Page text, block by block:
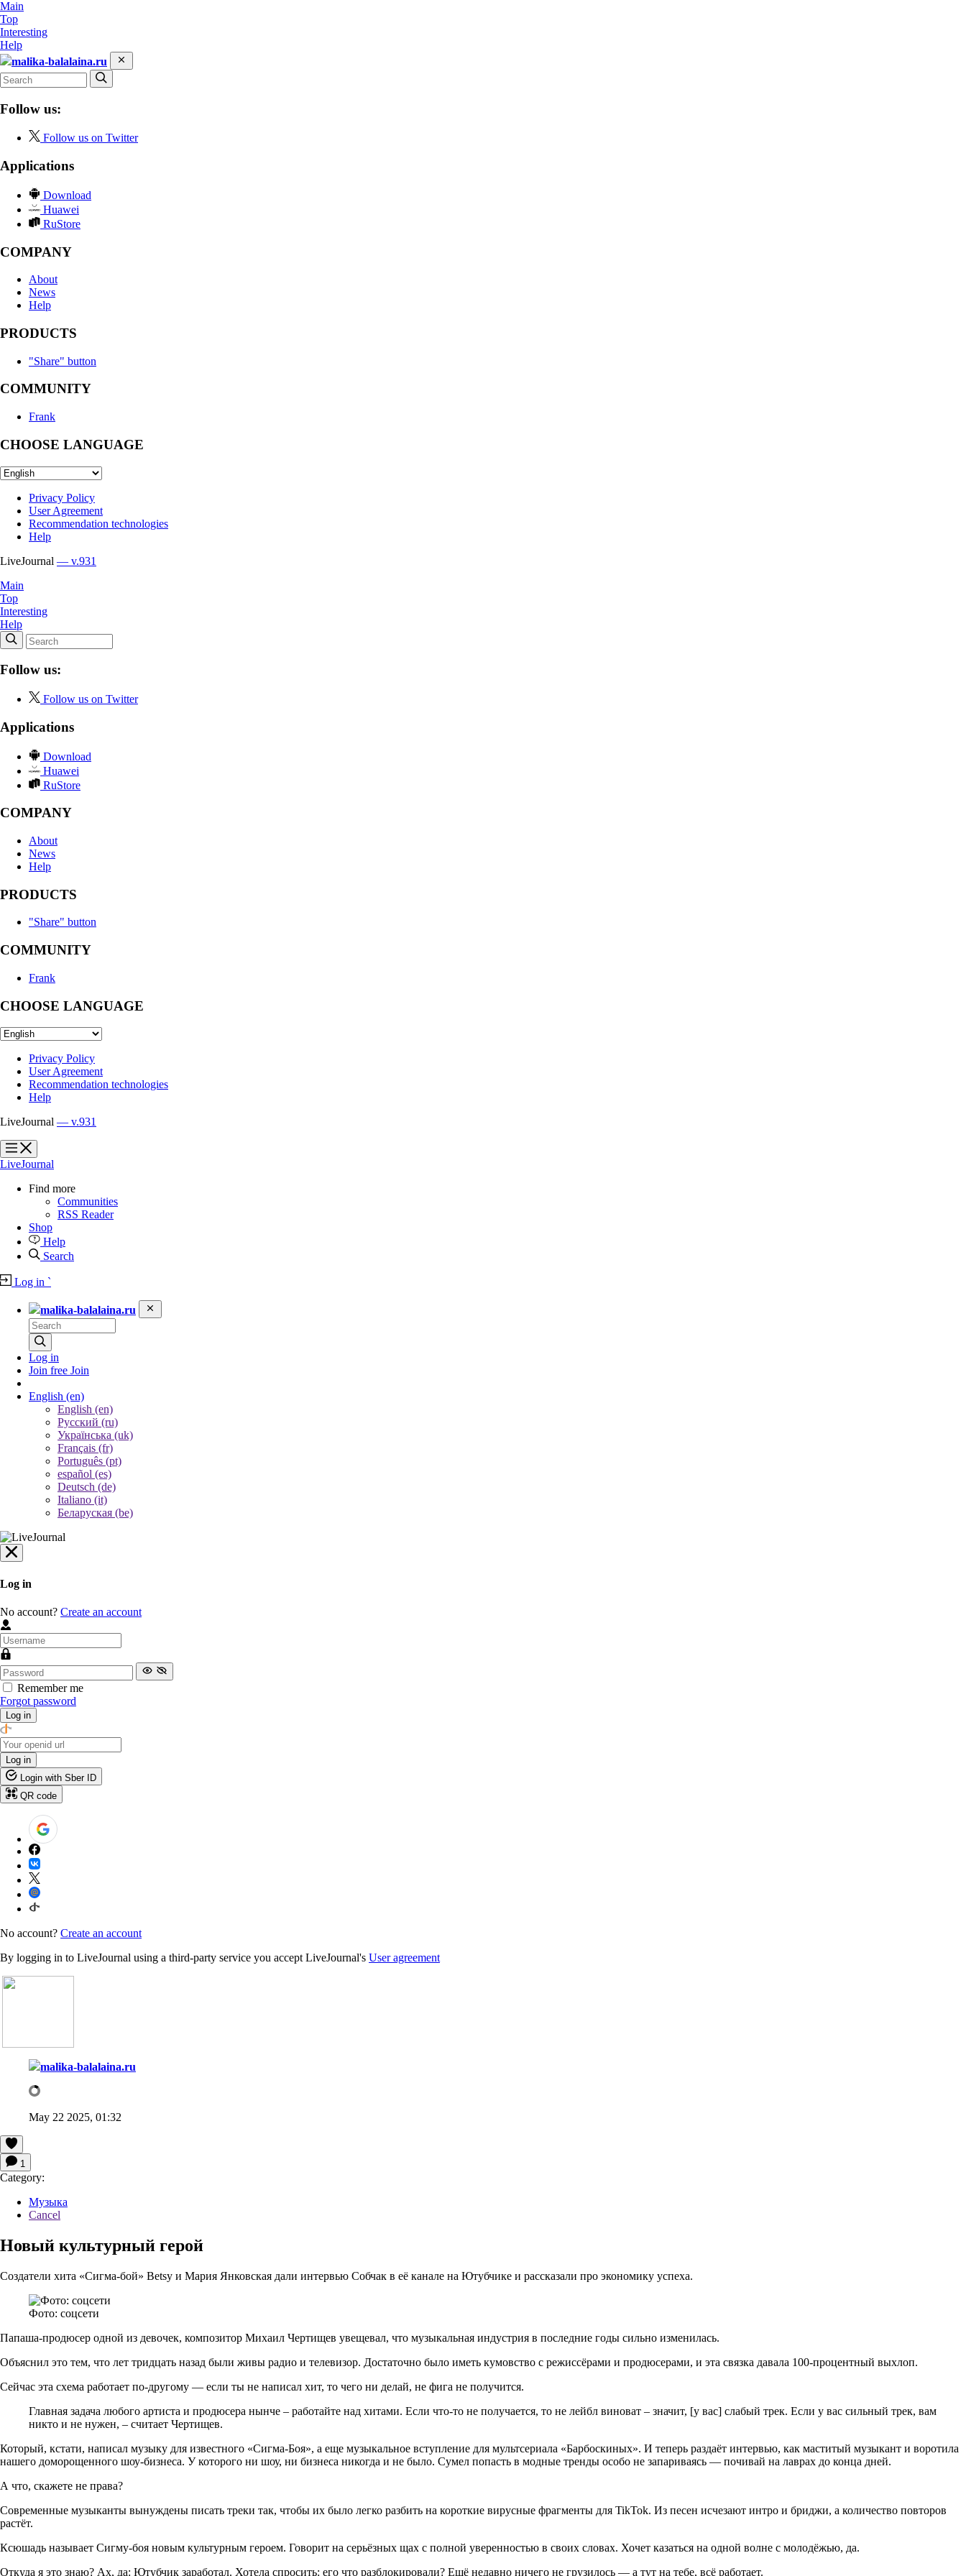
Main
Top
Interesting
Help
malika-balalaina.ru
Follow us:
Follow us on Twitter
Applications
Download
Huawei
RuStore
COMPANY
About
News
Help
PRODUCTS
"Share" button
COMMUNITY
Frank
CHOOSE LANGUAGE
Privacy Policy
User Agreement
Recommendation technologies
Help
LiveJournal — v.931
Main
Top
Interesting
Help
Follow us:
Follow us on Twitter
Applications
Download
Huawei
RuStore
COMPANY
About
News
Help
PRODUCTS
"Share" button
COMMUNITY
Frank
CHOOSE LANGUAGE
Privacy Policy
User Agreement
Recommendation technologies
Help
LiveJournal — v.931
?
?
LiveJournal
Find more
Communities
RSS Reader
Shop
Help
Search
Log in `
malika-balalaina.ru
Log in
Join free Join
English (en)
English (en)
Русский (ru)
Українська (uk)
Français (fr)
Português (pt)
español (es)
Deutsch (de)
Italiano (it)
Беларуская (be)
Log in
No account? Create an account
Remember me
Forgot password
Log in
Log in
Login with Sber ID
QR code
No account? Create an account
By logging in to LiveJournal using a third-party service you accept LiveJournal's User agreement
malika-balalaina.ru
May 22 2025, 01:32
1
Category:
Музыка
Cancel
Новый культурный герой
Создатели хита «Сигма-бой» Betsy и Мария Янковская дали интервью Собчак в её канале на Ютубчике и рассказали про экономику успеха.
Фото: соцсети
Папаша-продюсер одной из девочек, композитор Михаил Чертищев увещевал, что музыкальная индустрия в последние годы сильно изменилась.
Объяснил это тем, что лет тридцать назад были живы радио и телевизор. Достаточно было иметь кумовство с режиссёрами и продюсерами, и эта связка давала 100-процентный выхлоп.
Сейчас эта схема работает по-другому — если ты не написал хит, то чего ни делай, не фига не получится.
Главная задача любого артиста и продюсера нынче – работайте над хитами. Если что-то не получается, то не лейбл виноват – значит, [у вас] слабый трек. Если у вас сильный трек, вам
никто и не нужен, – считает Чертищев.
Который, кстати, написал музыку для известного «Сигма-Боя», а еще музыкальное вступление для мультсериала «Барбоскиных». И теперь раздаёт интервью, как маститый музыкант и воротила
нашего доморощенного шоу-бизнеса. У которого ни шоу, ни бизнеса никогда и не было. Сумел попасть в модные тренды особо не запариваясь — почивай на лаврах до конца дней.
А что, скажете не права?
Современные музыканты вынуждены писать треки так, чтобы их было легко разбить на короткие вирусные фрагменты для TikTok. Из песен исчезают интро и бриджи, а количество повторов
растёт.
Ксюшадь называет Сигму-боя новым культурным героем. Говорит на серьёзных щах с полной уверенностью в своих словах. Хочет казаться на одной волне с молодёжью, да.
Откуда я это знаю? Ах, да: Ютубчик заработал. Хотела спросить: его что разблокировали? Ещё недавно ничего не грузилось — а тут на тебе, всё работает.